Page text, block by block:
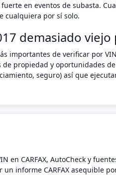
en eventos de subasta.
cualquiera por sí solo.
demasiado
importantes de verificar por
propiedad y oportunidades
seguro) así que
en CARFAX, AutoCheck y
un informe CARFAX asequible